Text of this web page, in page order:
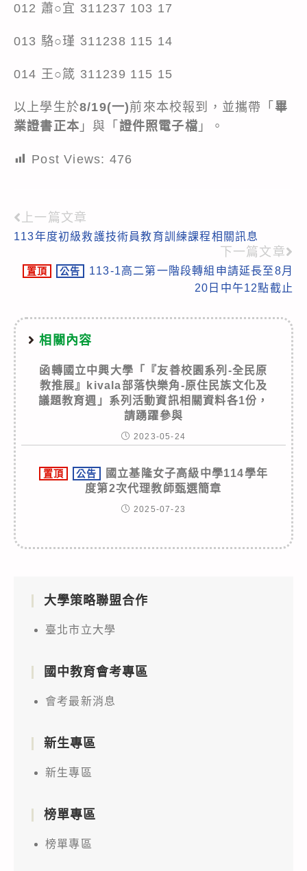
012 蕭○宜 311237 103 17
013 駱○瑾 311238 115 14
014 王○箴 311239 115 15
以上學生於8/19(一)前來本校報到，並攜帶「 畢
業證書正本 」與「 證件照電子檔 」。
Post Views: 476
Read
more
articles
上一篇文章
113年度初級救護技術員教育訓練課程相關訊息
下一篇文章
置頂 公告
113-1高二第一階段轉組申請延長至8月
20日中午12點截止
相關內容
函轉國立中興大學「『友善校園系列-全民原
教推展』kivala部落快樂角-原住民族文化及
議題教育週」系列活動資訊相關資料各1份，
請踴躍參與
2023-05-24
置頂 公告
國立基隆女子高級中學114學年
度第2次代理教師甄選簡章
2025-07-23
大學策略聯盟合作
臺北市立大學
國中教育會考專區
會考最新消息
新生專區
新生專區
榜單專區
榜單專區